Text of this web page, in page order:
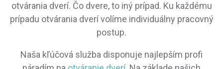
otvárania dverí. Čo dvere, to iný prípad. Ku každému
prípadu otvárania dverí volíme individuálny pracovný
postup.
Naša kľúčová služba disponuje najlepším profi